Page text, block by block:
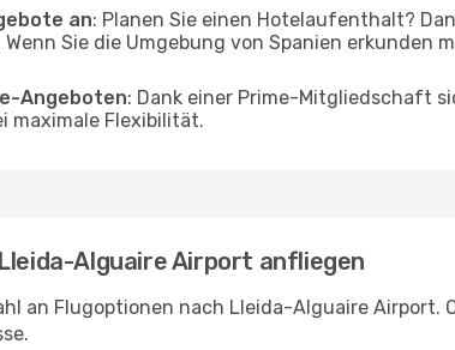
an: Planen Sie einen Hotelaufenthalt?
Wenn Sie die Umgebung von Spanien erkunden
Angeboten: Dank einer Prime-Mitgliedschaft
maximale Flexibilität.
Alguaire Airport anfliegen
an Flugoptionen nach Lleida-Alguaire Airport.